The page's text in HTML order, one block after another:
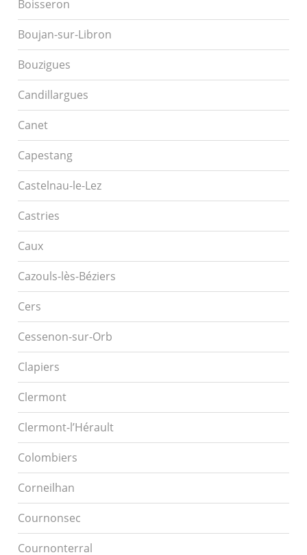
Boisseron
Boujan-sur-Libron
Bouzigues
Candillargues
Canet
Capestang
Castelnau-le-Lez
Castries
Caux
Cazouls-lès-Béziers
Cers
Cessenon-sur-Orb
Clapiers
Clermont
Clermont-l’Hérault
Colombiers
Corneilhan
Cournonsec
Cournonterral